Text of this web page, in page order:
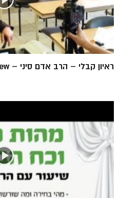
ראיון קבלי – הרב אדם סיני – The Interview